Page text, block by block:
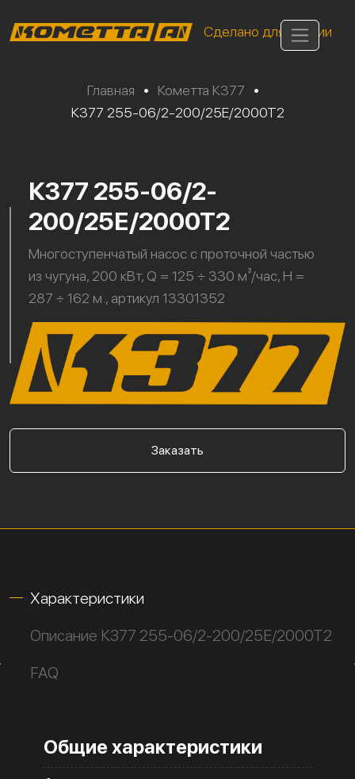
Сделано для России
Главная • Кометта К377
•
К377 255-06/2-200/25Е/2000Т2
К377 255-06/2-
200/25Е/2000Т2
Многоступенчатый насос с проточной частью
из чугуна, 200 кВт, Q = 125 ÷ 330 м³/час, H =
287 ÷ 162 м., артикул 13301352
Заказать
Характеристики
Описание К377 255-06/2-200/25Е/2000Т2
FAQ
Общие характеристики